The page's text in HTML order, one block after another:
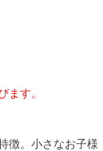
す。
徴。小さなお子様